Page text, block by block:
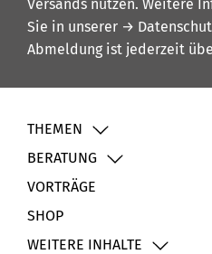
Versands nutzen. Weitere
Sie in unserer →
Abmeldung ist jederzeit
THEMEN
BERATUNG
VORTRÄGE
SHOP
WEITERE INHALTE